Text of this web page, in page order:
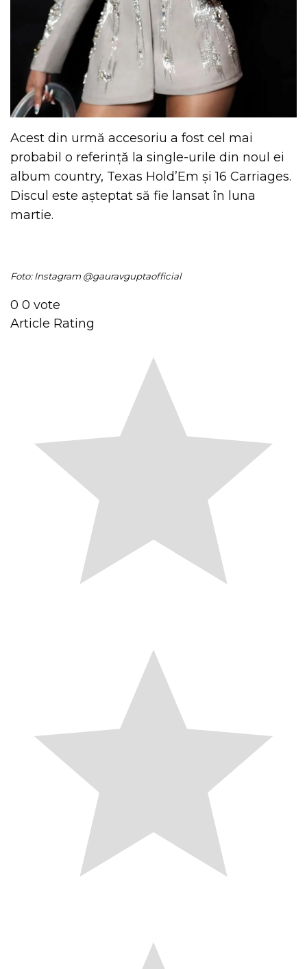
Acest din urmă accesoriu a fost cel mai
probabil o referință la single-urile din noul ei
album country, Texas Hold’Em și 16 Carriages.
Discul este așteptat să fie lansat în luna
martie.
Foto: Instagram @gauravguptaofficial
0 0 vote
Article Rating